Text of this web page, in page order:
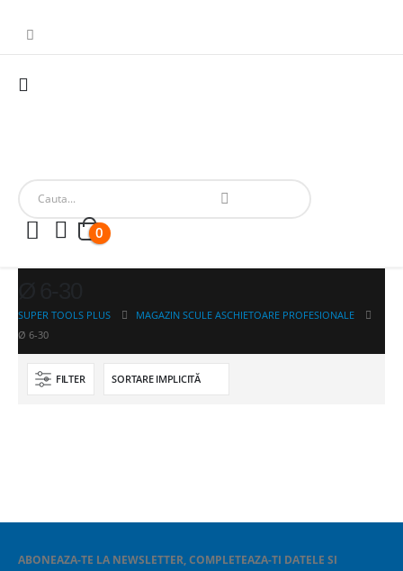
0
SUPER TOOLS PLUS
MAGAZIN SCULE ASCHIETOARE PROFESIONALE
Ø 6-30
FILTER
ABONEAZA-TE LA NEWSLETTER, COMPLETEAZA-TI DATELE SI